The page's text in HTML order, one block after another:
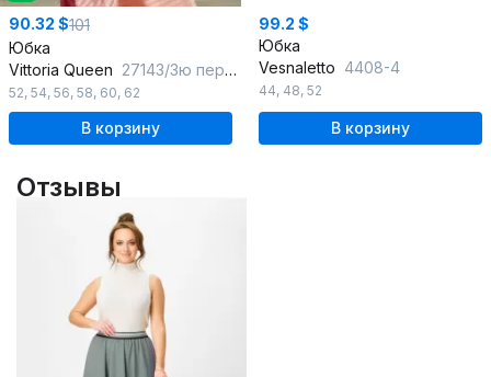
90.32 $101
Юбка
Vittoria Queen 27143/3ю персик
52, 54, 56, 58, 60, 62
В корзину
99.2 $
Юбка
Vesnaletto 4408-4
44, 48, 52
В корзину
Отзывы